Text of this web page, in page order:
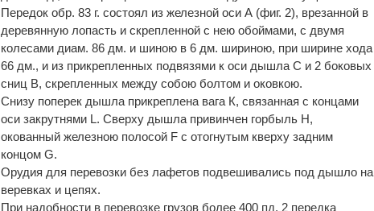
Передок обр. 83 г. состоял из железной оси А (фиг. 2), врезанной в
деревянную лопасть и скрепленной с нею обоймами, с двумя
колесами диам. 86 дм. и шиною в 6 дм. шириною, при ширине хода
66 дм., и из прикрепленных подвязями к оси дышла С и 2 боковых
сниц В, скрепленных между собою болтом и оковкою.
Снизу поперек дышла прикреплена вага К, связанная с концами
оси закрутнями L. Сверху дышла привинчен горбыль Н,
окованный железною полосой F с отогнутым кверху задним
концом G.
Орудия для перевозки без лафетов подвешивались под дышло на
веревках и цепях.
При надобности в перевозке грузов более 400 пд. 2 передка